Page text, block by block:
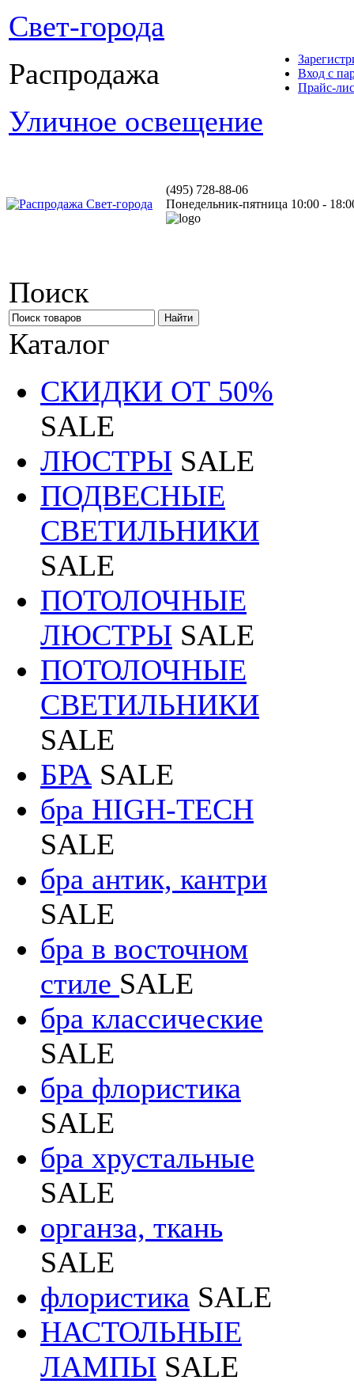
Свет-города
Распродажа
Уличное освещение
Вход с
Прайс-
(495) 728-88-06
Понедельник-пятница 10:00 -
Поиск
Каталог
СКИДКИ ОТ 50%
SALE
ЛЮСТРЫ SALE
ПОДВЕСНЫЕ
СВЕТИЛЬНИКИ
SALE
ПОТОЛОЧНЫЕ
ЛЮСТРЫ SALE
ПОТОЛОЧНЫЕ
СВЕТИЛЬНИКИ
SALE
БРА SALE
бра HIGH-TECH
SALE
бра антик, кантри
SALE
бра в восточном
стиле SALE
бра классические
SALE
бра флористика
SALE
бра хрустальные
SALE
органза, ткань
SALE
флористика SALE
НАСТОЛЬНЫЕ
ЛАМПЫ SALE